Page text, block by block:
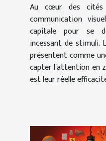
Au cœur des
communication
capitale pour se
incessant de stimuli.
présentent comme
capter l'attention en
est leur réelle